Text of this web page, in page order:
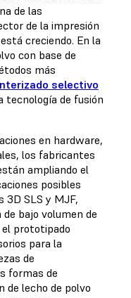
de las
de la impresión
creciendo. En la
con base de
más
selectivo
tecnología de fusión
en hardware,
los fabricantes
ampliando el
posibles
3D SLS y MJF,
bajo volumen de
el prototipado
para la
de
formas de
de lecho de polvo